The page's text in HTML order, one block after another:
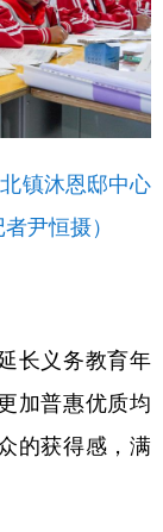
镇沐恩邸中心
尹恒摄）
长义务教育年
加普惠优质均
的获得感，满